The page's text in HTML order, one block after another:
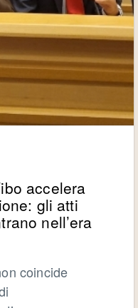
accelera
gli atti
nell’era
coincide